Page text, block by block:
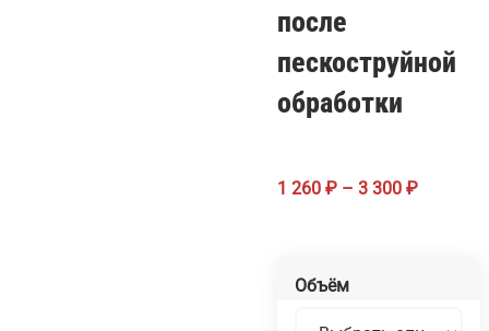
после
пескоструйной
обработки
1 260 ₽ – 3 300 ₽
Объём